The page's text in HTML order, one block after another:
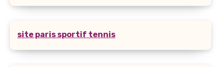
site paris sportif tennis